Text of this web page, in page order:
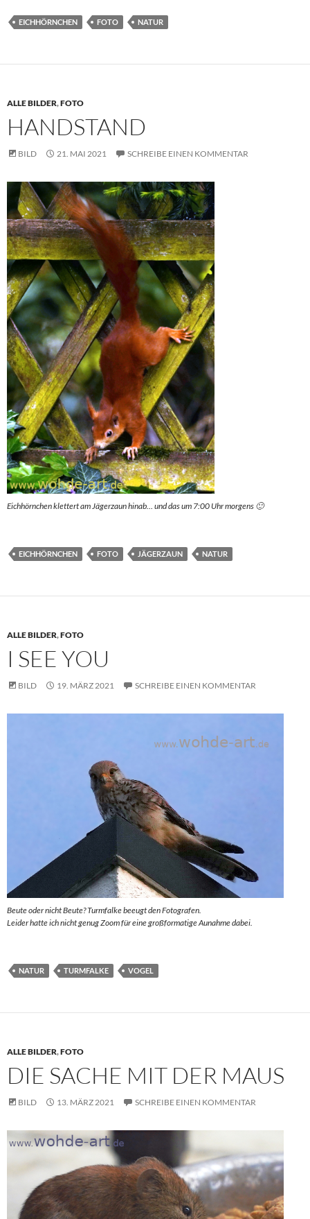
EICHHÖRNCHEN FOTO NATUR
ALLE BILDER,FOTO
HANDSTAND
BILD 21. MAI 2021 SCHREIBE EINEN KOMMENTAR
Eichhörnchen klettert am Jägerzaun hinab… und das um 7:00 Uhr morgens 🙂
EICHHÖRNCHEN FOTO JÄGERZAUN NATUR
ALLE BILDER,FOTO
I SEE YOU
BILD 19. MÄRZ 2021 SCHREIBE EINEN KOMMENTAR
Beute oder nicht Beute? Turmfalke beeugt den Fotografen.
Leider hatte ich nicht genug Zoom für eine großformatige Aunahme dabei.
NATUR TURMFALKE VOGEL
ALLE BILDER,FOTO
DIE SACHE MIT DER MAUS
BILD 13. MÄRZ 2021 SCHREIBE EINEN KOMMENTAR